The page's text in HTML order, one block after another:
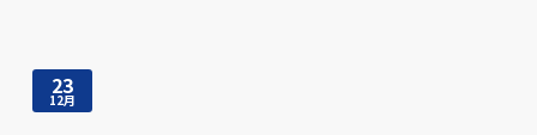
23
12月